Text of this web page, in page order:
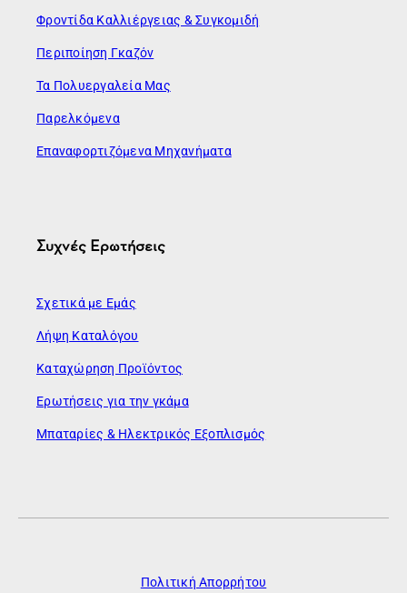
Φροντίδα Καλλιέργειας & Συγκομιδή
Περιποίηση Γκαζόν
Τα Πολυεργαλεία Μας
Παρελκόμενα
Επαναφορτιζόμενα Μηχανήματα
Συχνές Ερωτήσεις
Σχετικά με Εμάς
Λήψη Καταλόγου
Καταχώρηση Προϊόντος
Ερωτήσεις για την γκάμα
Μπαταρίες & Ηλεκτρικός Εξοπλισμός
Πολιτική Απορρήτου